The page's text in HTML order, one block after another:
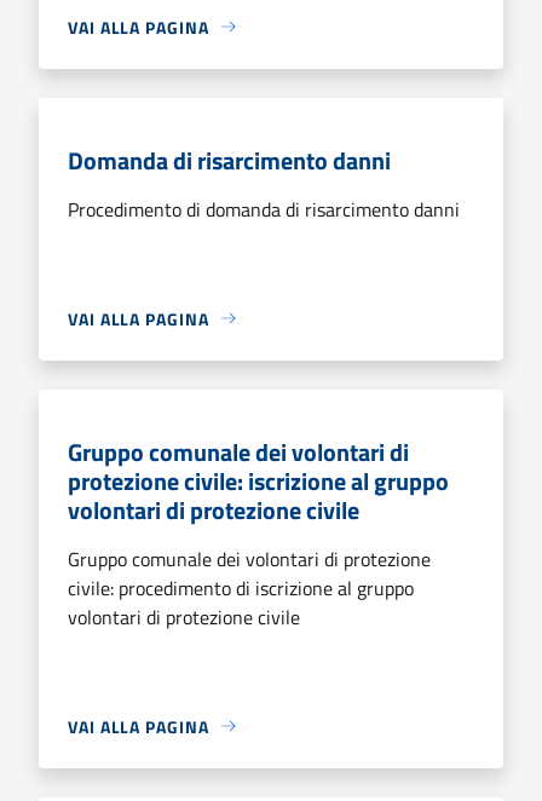
VAI ALLA PAGINA
Domanda di risarcimento danni
Procedimento di domanda di risarcimento danni
VAI ALLA PAGINA
Gruppo comunale dei volontari di
protezione civile: iscrizione al gruppo
volontari di protezione civile
Gruppo comunale dei volontari di protezione
civile: procedimento di iscrizione al gruppo
volontari di protezione civile
VAI ALLA PAGINA